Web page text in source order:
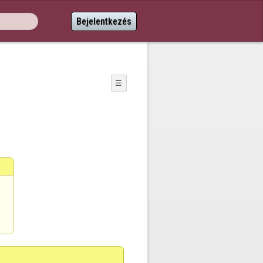
Bejelentkezés
☰